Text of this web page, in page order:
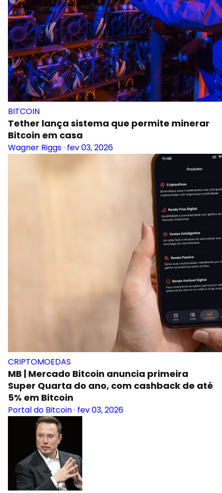
BITCOIN
Tether lança sistema que permite minerar
Bitcoin em casa
Wagner Riggs· fev 03, 2026
CRIPTOMOEDAS
MB | Mercado Bitcoin anuncia primeira
Super Quarta do ano, com cashback de até
5% em Bitcoin
Portal do Bitcoin· fev 03, 2026